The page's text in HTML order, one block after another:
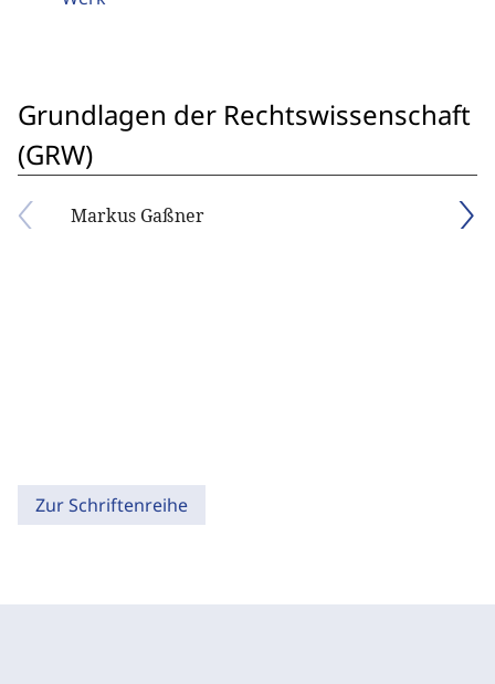
Grundlagen der Rechtswissenschaft
(GRW)
Markus Gaßner
Zur Schriftenreihe